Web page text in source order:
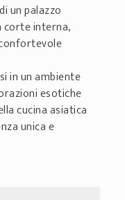
un palazzo
corte interna,
in un ambiente
esotiche
cucina asiatica
unica e